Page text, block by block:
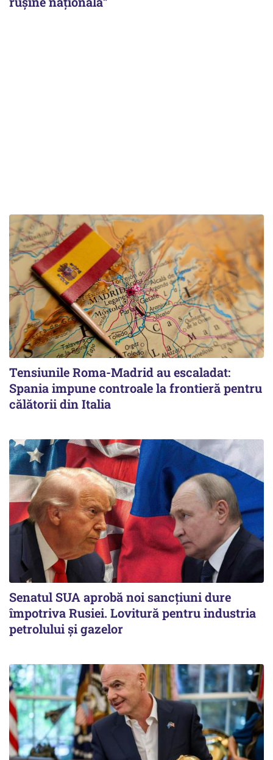
Tensiunile Roma-Madrid au escaladat:
Spania impune controale la frontieră pentru
călătorii din Italia
Senatul SUA aprobă noi sancțiuni dure
împotriva Rusiei. Lovitură pentru industria
petrolului și gazelor